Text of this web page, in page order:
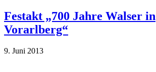
Festakt „700 Jahre Walser in
Vorarlberg“
9. Juni 2013